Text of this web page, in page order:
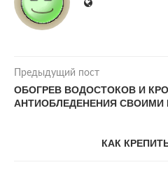
Предыдущий пост
ОБОГРЕВ ВОДОСТОКОВ И
АНТИОБЛЕДЕНЕНИЯ СВОИМИ
КАК